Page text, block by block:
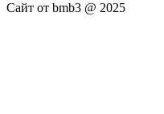
Сайт от bmb3 @ 2025